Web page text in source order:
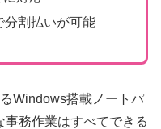
分割払いが可能
Windows搭載ノートパ
務作業はすべてできる